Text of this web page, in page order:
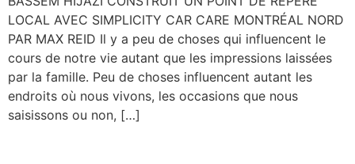
LOCAL AVEC SIMPLICITY CAR CARE MONTRÉAL NORD
PAR MAX REID Il y a peu de choses qui influencent le
cours de notre vie autant que les impressions laissées
par la famille. Peu de choses influencent autant les
endroits où nous vivons, les occasions que nous
saisissons ou non, […]